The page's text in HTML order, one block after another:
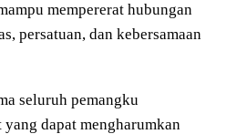
mempererat hubungan
persatuan, dan kebersamaan
seluruh pemangku
dapat mengharumkan